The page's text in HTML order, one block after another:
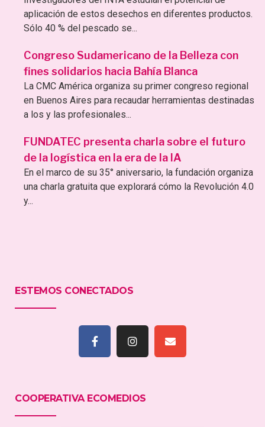
aplicación de estos desechos en diferentes productos.
Sólo 40 % del pescado se...
Congreso Sudamericano de la Belleza con
fines solidarios hacia Bahía Blanca
La CMC América organiza su primer congreso regional
en Buenos Aires para recaudar herramientas destinadas
a los y las profesionales...
FUNDATEC presenta charla sobre el futuro
de la logística en la era de la IA
En el marco de su 35° aniversario, la fundación organiza
una charla gratuita que explorará cómo la Revolución 4.0
y...
ESTEMOS CONECTADOS
COOPERATIVA ECOMEDIOS